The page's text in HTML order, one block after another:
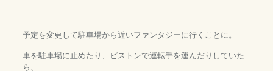
予定を変更して駐車場から近いファンタジーに行くことに。
車を駐車場に止めたり、ピストンで運転手を運んだりしていた
ら、